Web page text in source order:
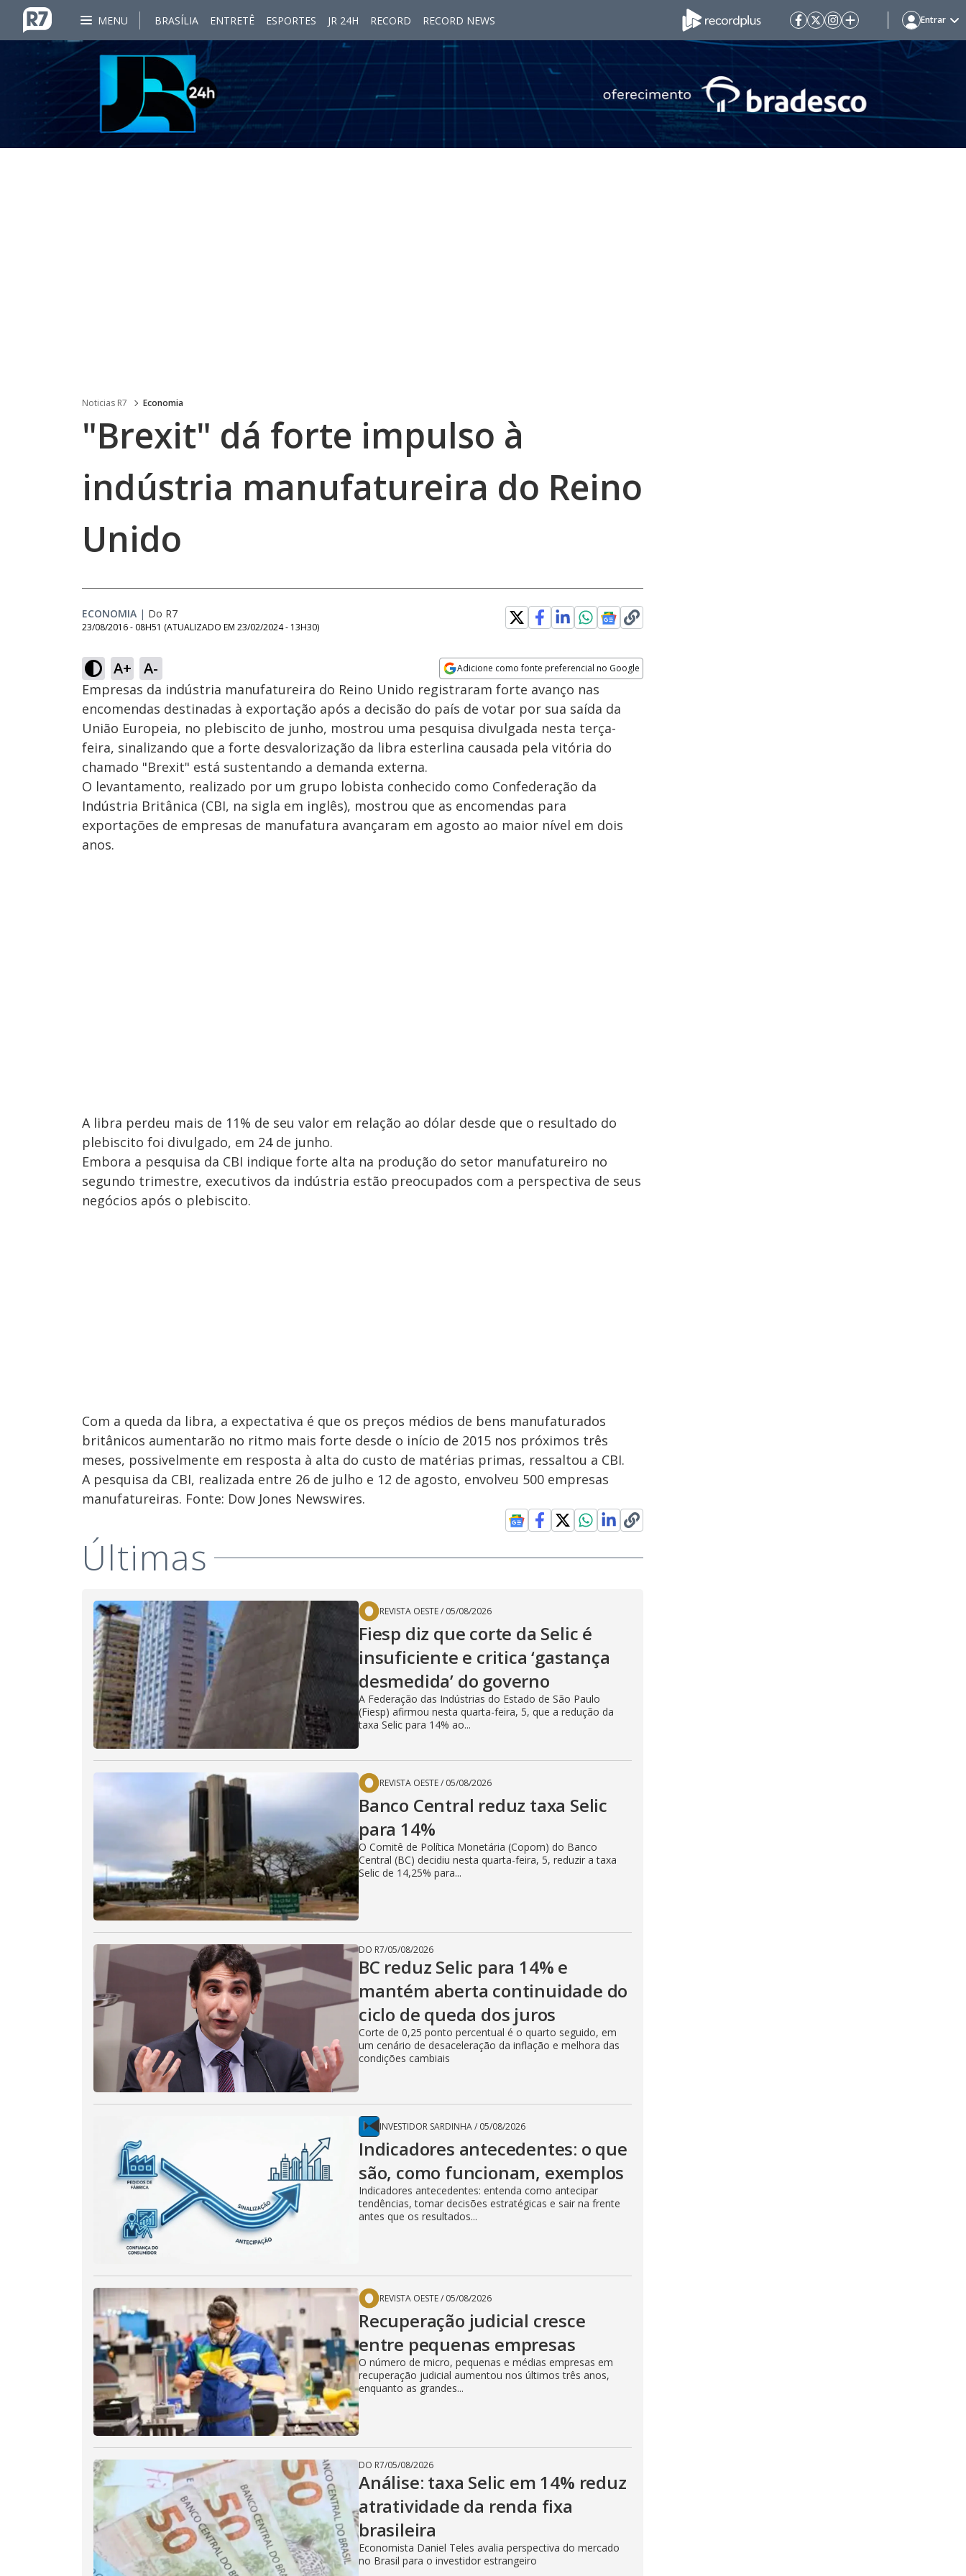
MENU BRASÍLIA ENTRETÊ ESPORTES JR 24H RECORD RECORD NEWS Entrar
Noticias R7 Economia
"Brexit" dá forte impulso à
indústria manufatureira do Reino
Unido
ECONOMIA | Do R7
23/08/2016 - 08H51 (ATUALIZADO EM 23/02/2024 - 13H30)
A+ A- Adicione como fonte preferencial no Google
Opens in new window
Empresas da indústria manufatureira do Reino Unido registraram forte avanço nas
encomendas destinadas à exportação após a decisão do país de votar por sua saída da
União Europeia, no plebiscito de junho, mostrou uma pesquisa divulgada nesta terça-
feira, sinalizando que a forte desvalorização da libra esterlina causada pela vitória do
chamado "Brexit" está sustentando a demanda externa.
O levantamento, realizado por um grupo lobista conhecido como Confederação da
Indústria Britânica (CBI, na sigla em inglês), mostrou que as encomendas para
exportações de empresas de manufatura avançaram em agosto ao maior nível em dois
anos.
A libra perdeu mais de 11% de seu valor em relação ao dólar desde que o resultado do
plebiscito foi divulgado, em 24 de junho.
Embora a pesquisa da CBI indique forte alta na produção do setor manufatureiro no
segundo trimestre, executivos da indústria estão preocupados com a perspectiva de seus
negócios após o plebiscito.
Com a queda da libra, a expectativa é que os preços médios de bens manufaturados
britânicos aumentarão no ritmo mais forte desde o início de 2015 nos próximos três
meses, possivelmente em resposta à alta do custo de matérias primas, ressaltou a CBI.
A pesquisa da CBI, realizada entre 26 de julho e 12 de agosto, envolveu 500 empresas
manufatureiras. Fonte: Dow Jones Newswires.
Últimas
REVISTA OESTE/ 05/08/2026
Fiesp diz que corte da Selic é
insuficiente e critica ‘gastança
desmedida’ do governo
A Federação das Indústrias do Estado de São Paulo
(Fiesp) afirmou nesta quarta-feira, 5, que a redução da
taxa Selic para 14% ao...
REVISTA OESTE/ 05/08/2026
Banco Central reduz taxa Selic
para 14%
O Comitê de Política Monetária (Copom) do Banco
Central (BC) decidiu nesta quarta-feira, 5, reduzir a taxa
Selic de 14,25% para...
DO R7/05/08/2026
BC reduz Selic para 14% e
mantém aberta continuidade do
ciclo de queda dos juros
Corte de 0,25 ponto percentual é o quarto seguido, em
um cenário de desaceleração da inflação e melhora das
condições cambiais
INVESTIDOR SARDINHA/ 05/08/2026
Indicadores antecedentes: o que
são, como funcionam, exemplos
Indicadores antecedentes: entenda como antecipar
tendências, tomar decisões estratégicas e sair na frente
antes que os resultados...
REVISTA OESTE/ 05/08/2026
Recuperação judicial cresce
entre pequenas empresas
O número de micro, pequenas e médias empresas em
recuperação judicial aumentou nos últimos três anos,
enquanto as grandes...
DO R7/05/08/2026
Análise: taxa Selic em 14% reduz
atratividade da renda fixa
brasileira
Economista Daniel Teles avalia perspectiva do mercado
no Brasil para o investidor estrangeiro